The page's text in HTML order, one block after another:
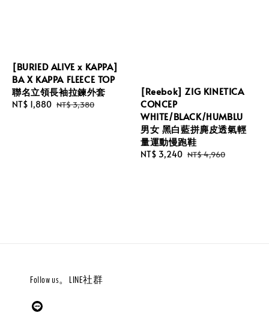
[BURIED ALIVE x KAPPA]
BA X KAPPA FLEECE TOP
聯名立領長袖拉鍊外套
Sale
NT$ 1,880 Regular
NT$ 3,380
[Reebok] ZIG KINETICA
CONCEP
WHITE/BLACK/HUMBLU
男女 黑白藍拼麂皮透氣輕
量運動慢跑鞋
Sale
NT$ 3,240 Regular
NT$ 4,960
Follow us。LINE社群